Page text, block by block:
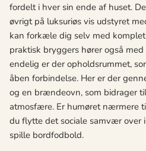
fordelt i hver sin ende af huset.
øvrigt på luksuriøs vis udstyret
kan forkæle dig selv med
praktisk bryggers hører også
endelig er der opholdsrummet,
åben forbindelse. Her er der
og en brændeovn, som bidrager
atmosfære. Er humøret nærmere
du flytte det sociale samvær over
spille bordfodbold.